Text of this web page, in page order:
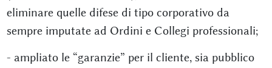
eliminare quelle difese di tipo corporativo da
sempre imputate ad Ordini e Collegi professionali;
- ampliato le “garanzie” per il cliente, sia pubblico